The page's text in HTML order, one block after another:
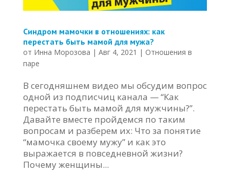
Синдром мамочки в отношениях: как
перестать быть мамой для мужа?
от Инна Морозова | Авг 4, 2021 | Отношения в
паре
В сегодняшнем видео мы обсудим вопрос
одной из подписчиц канала — “Как
перестать быть мамой для мужчины?”.
Давайте вместе пройдемся по таким
вопросам и разберем их: Что за понятие
“мамочка своему мужу” и как это
выражается в повседневной жизни?
Почему женщины...